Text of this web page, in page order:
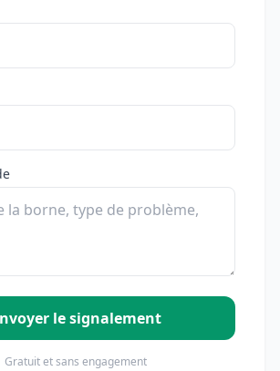
le signalement
Gratuit et sans engagement